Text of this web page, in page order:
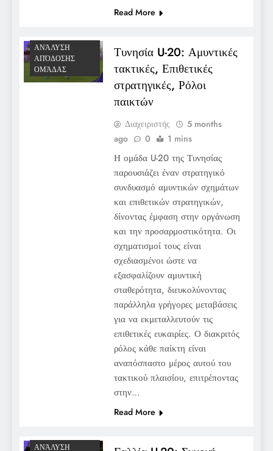
Read More
ΑΝΆΛΥΣΗ
ΑΠΌΔΟΣΗΣ
ΟΜΆΔΑΣ
Τυνησία U-20: Αμυντικές
τακτικές, Επιθετικές
στρατηγικές, Ρόλοι
παικτών
Διαχειριστής
5 months
ago
0 1 mins
Η ομάδα U-20 της Τυνησίας
παρουσιάζει έναν στρατηγικό
συνδυασμό αμυντικών σχημάτων
και επιθετικών στρατηγικών,
δίνοντας έμφαση στην οργάνωση
και την προσαρμοστικότητα. Οι
σχηματισμοί τους είναι
σχεδιασμένοι ώστε να
εξασφαλίζουν αμυντική
σταθερότητα, διευκολύνοντας
παράλληλα γρήγορες μεταβάσεις
για να εκμεταλλευτούν τις
επιθετικές ευκαιρίες. Ο διακριτός
ρόλος κάθε παίκτη είναι
αναπόσπαστο μέρος αυτού του
τακτικού πλαισίου, επιτρέποντας
στην…
Read More
ΑΝΆΛΥΣΗ